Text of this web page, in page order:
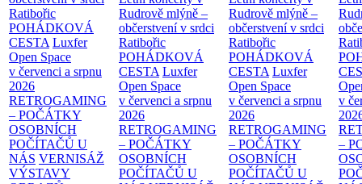
Ratibořic
POHÁDKOVÁ
CESTA Luxfer
Open Space
v červenci a srpnu
2026
RETROGAMING
– POČÁTKY
OSOBNÍCH
POČÍTAČŮ U
NÁS VERNISÁŽ
VÝSTAVY
Rudrově mlýně –
občerstvení v srdci
Ratibořic
POHÁDKOVÁ
CESTA Luxfer
Open Space
v červenci a srpnu
2026
RETROGAMING
– POČÁTKY
OSOBNÍCH
POČÍTAČŮ U
Rudrově mlýně –
občerstvení v srdci
Ratibořic
POHÁDKOVÁ
CESTA Luxfer
Open Space
v červenci a srpnu
2026
RETROGAMING
– POČÁTKY
OSOBNÍCH
POČÍTAČŮ U
v
–